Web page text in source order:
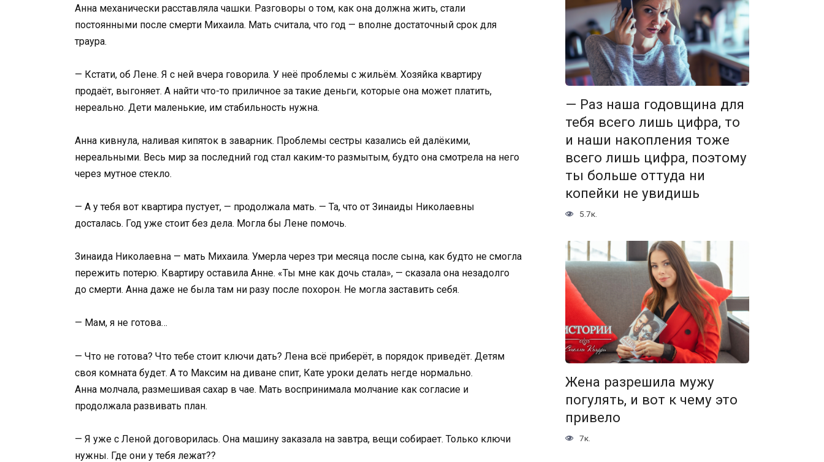
Анна механически расставляла чашки. Разговоры о том, как она должна жить, стали
постоянными после смерти Михаила. Мать считала, что год — вполне достаточный срок для
траура.
— Кстати, об Лене. Я с ней вчера говорила. У неё проблемы с жильём. Хозяйка квартиру
продаёт, выгоняет. А найти что-то приличное за такие деньги, которые она может платить,
нереально. Дети маленькие, им стабильность нужна.
Анна кивнула, наливая кипяток в заварник. Проблемы сестры казались ей далёкими,
нереальными. Весь мир за последний год стал каким-то размытым, будто она смотрела на него
через мутное стекло.
— А у тебя вот квартира пустует, — продолжала мать. — Та, что от Зинаиды Николаевны
досталась. Год уже стоит без дела. Могла бы Лене помочь.
Зинаида Николаевна — мать Михаила. Умерла через три месяца после сына, как будто не смогла
пережить потерю. Квартиру оставила Анне. «Ты мне как дочь стала», — сказала она незадолго
до смерти. Анна даже не была там ни разу после похорон. Не могла заставить себя.
— Мам, я не готова…
— Что не готова? Что тебе стоит ключи дать? Лена всё приберёт, в порядок приведёт. Детям
своя комната будет. А то Максим на диване спит, Кате уроки делать негде нормально.
Анна молчала, размешивая сахар в чае. Мать воспринимала молчание как согласие и
продолжала развивать план.
— Я уже с Леной договорилась. Она машину заказала на завтра, вещи собирает. Только ключи
нужны. Где они у тебя лежат??
— Раз наша годовщина для
тебя всего лишь цифра, то
и наши накопления тоже
всего лишь цифра, поэтому
ты больше оттуда ни
копейки не увидишь
5.7к.
Жена разрешила мужу
погулять, и вот к чему это
привело
7к.